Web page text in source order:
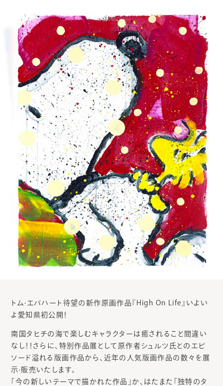
トム·エバハート待望の新作原画作品『High On Life』いよい
よ愛知県初公開！
南国タヒチの海で楽しむキャラクターは癒されること間違い
なし！！さらに、特別作品展として原作者シュルツ氏とのエピ
ソード溢れる版画作品から、近年の人気版画作品の数々を展
示·販売いたします。
「今の新しいテーマで描かれた作品」か、はたまた「独特のタ